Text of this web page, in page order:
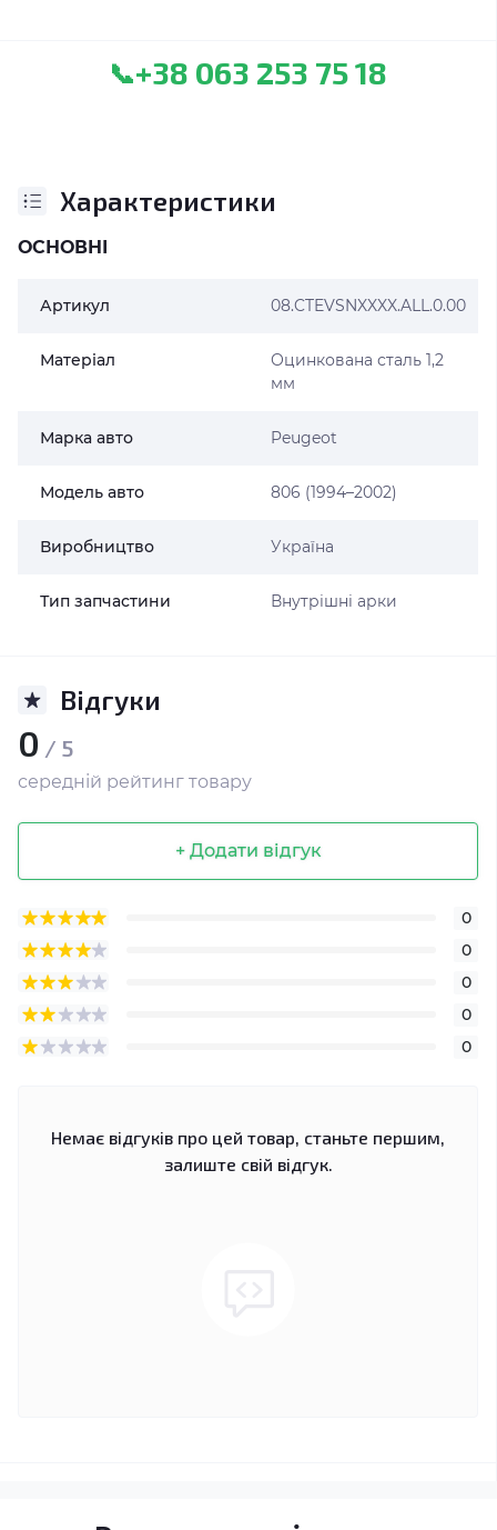
📞+38 063 253 75 18
Характеристики
ОСНОВНІ
Артикул 08.CTEVSNXXXX.ALL.0.00
Матеріал
Оцинкована сталь 1,2
мм
Марка авто Peugeot
Модель авто 806 (1994–2002)
Виробництво Україна
Тип запчастини Внутрішні арки
Відгуки
0 / 5
середній рейтинг товару
+ Додати відгук
0
0
0
0
0
Немає відгуків про цей товар, станьте першим,
залиште свій відгук.